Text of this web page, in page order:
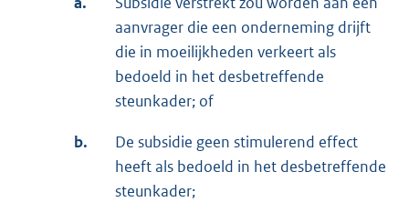
aanvrager die een onderneming drijft
die in moeilijkheden verkeert als
bedoeld in het desbetreffende
steunkader; of
b.
De subsidie geen stimulerend effect
heeft als bedoeld in het desbetreffende
steunkader;